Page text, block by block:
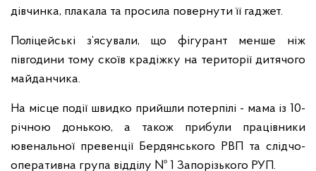
дівчинка, плакала та просила повернути її гаджет.
Поліцейські з’ясували, що фігурант менше ніж
півгодини тому скоїв крадіжку на території дитячого
майданчика.
На місце події швидко прийшли потерпілі - мама із 10-
річною донькою, а також прибули працівники
ювенальної превенції Бердянського РВП та слідчо-
оперативна група відділу № 1 Запорізького РУП.